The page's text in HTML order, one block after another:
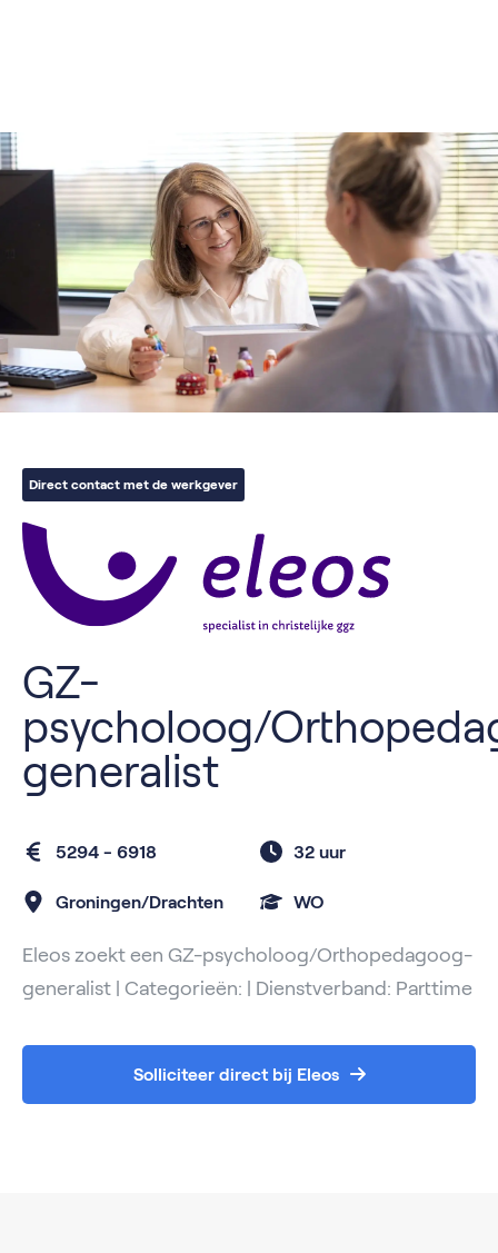
Direct contact met de werkgever
GZ-
psycholoog/
generalist
5294 - 6918 32 uur
Groningen/Drachten WO
Eleos zoekt een GZ-psycholoog/Orthopedagoog-
generalist | Categorieën: | Dienstverband: Parttime
Solliciteer direct bij Eleos